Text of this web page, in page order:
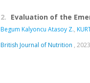
2. Evaluation of the
Begum Kalyoncu Atasoy Z.,
British Journal of Nutrition ,